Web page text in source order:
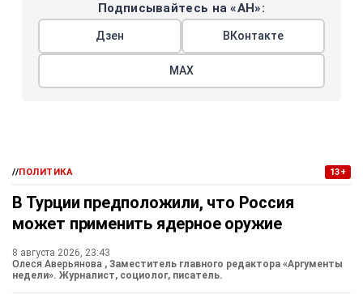
Подписывайтесь на «АН»:
Дзен ВКонтакте
МАХ
//ПОЛИТИКА 13+
В Турции предположили, что Россия
может применить ядерное оружие
8 августа 2026, 23:43
Олеся Аверьянова , Заместитель главного редактора «Аргументы
недели». Журналист, социолог, писатель.